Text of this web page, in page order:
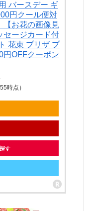
バースデー ギ
円クール便対
【お花の画像見
セージカード付
花束 プリザ プ
円OFFクーポン
時点）
す